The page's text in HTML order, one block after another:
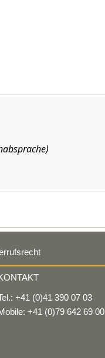
+41 (0)41 390 07 03
+41 (0)79 642 69 00